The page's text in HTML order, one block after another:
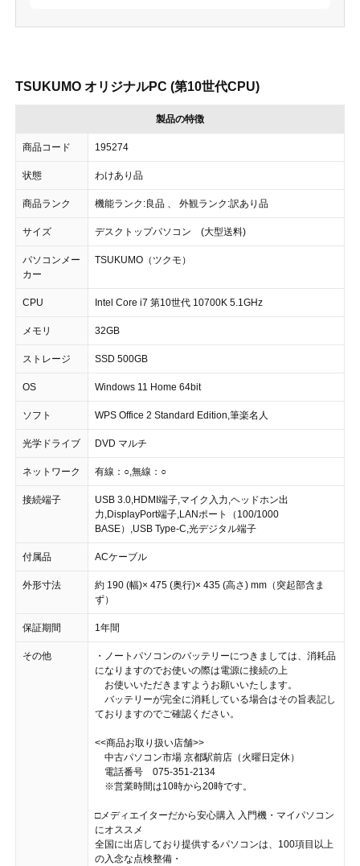
TSUKUMO オリジナルPC (第10世代CPU)
製品の特徴
商品コード 195274
状態 わけあり品
商品ランク 機能ランク:良品 、 外観ランク:訳あり品
サイズ デスクトップパソコン (大型送料)
パソコンメー
カー
TSUKUMO（ツクモ）
CPU Intel Core i7 第10世代 10700K 5.1GHz
メモリ 32GB
ストレージ SSD 500GB
OS Windows 11 Home 64bit
ソフト WPS Office 2 Standard Edition,筆楽名人
光学ドライブ DVD マルチ
ネットワーク 有線：○,無線：○
接続端子
USB 3.0,HDMI端子,マイク入力,ヘッドホン出
力,DisplayPort端子,LANポート（100/1000
BASE）,USB Type-C,光デジタル端子
付属品 ACケーブル
外形寸法
約 190 (幅)× 475 (奥行)× 435 (高さ) mm（突起部含ま
ず）
保証期間 1年間
その他
・ノートパソコンのバッテリーにつきましては、消耗品
になりますのでお使いの際は電源に接続の上
お使いいただきますようお願いいたします。
バッテリーが完全に消耗している場合はその旨表記し
ておりますのでご確認ください。
<<商品お取り扱い店舗>>
中古パソコン市場 京都駅前店（火曜日定休）
電話番号 075-351-2134
※営業時間は10時から20時です。
□メディエイターだから安心購入 入門機・マイパソコン
にオススメ
全国に出店しており提供するパソコンは、100項目以上
の入念な点検整備・